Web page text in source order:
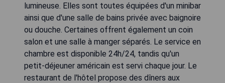
lumineuse. Elles sont toutes équipées d'un minibar
ainsi que d'une salle de bains privée avec baignoire
ou douche. Certaines offrent également un coin
salon et une salle à manger séparés. Le service en
chambre est disponible 24h/24, tandis qu'un
petit-déjeuner américain est servi chaque jour. Le
restaurant de l'hôtel propose des dîners aux